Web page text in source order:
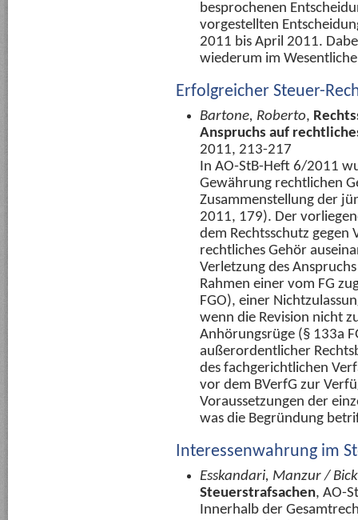
besprochenen
vorgestellten
2011 bis April 2011.
wiederum im
Erfolgreicher Steuer-
Bartone, Roberto,
Anspruchs auf
2011, 213-217
In AO-StB-Heft 6/2011
Gewährung rechtlichen
Zusammenstellung der
2011, 179). Der
dem Rechtsschutz gegen
rechtliches Gehör
Verletzung des
Rahmen einer vom FG
FGO), einer
wenn die Revision nicht
Anhörungsrüge (§ 133a
außerordentlicher
des fachgerichtlichen
vor dem BVerfG zur
Voraussetzungen der
was die Begründung
Interessenwahrung im
Esskandari, Manzur /
Steuerstrafsachen, AO-
Innerhalb der